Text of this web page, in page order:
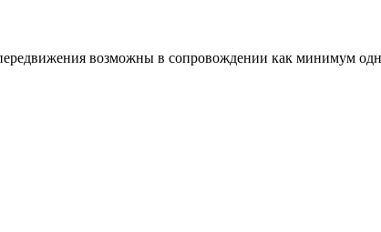
возможны в сопровождении как минимум